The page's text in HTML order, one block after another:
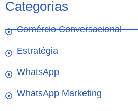
Categorias
Comércio Conversacional
Estratégia
WhatsApp
WhatsApp Marketing